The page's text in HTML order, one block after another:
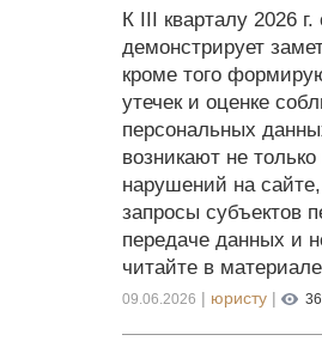
К III кварталу 2026
демонстрирует
кроме того
утечек и оценке
персональных
возникают не
нарушений на
запросы субъектов
передаче данных и
читайте в
09.06.2026 | юристу | 36